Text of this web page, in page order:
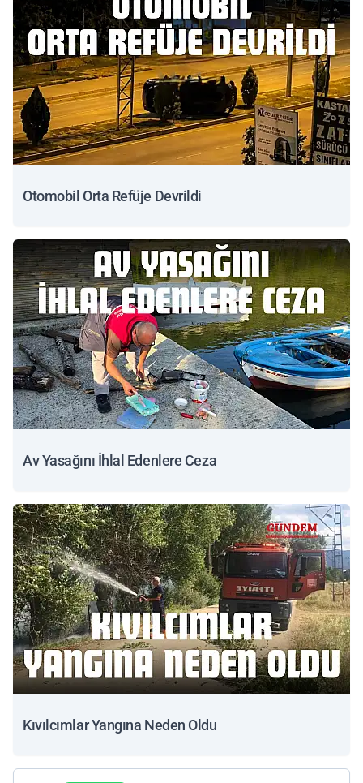
Otomobil Orta Refüje Devrildi
Av Yasağını İhlal Edenlere Ceza
Kıvılcımlar Yangına Neden Oldu